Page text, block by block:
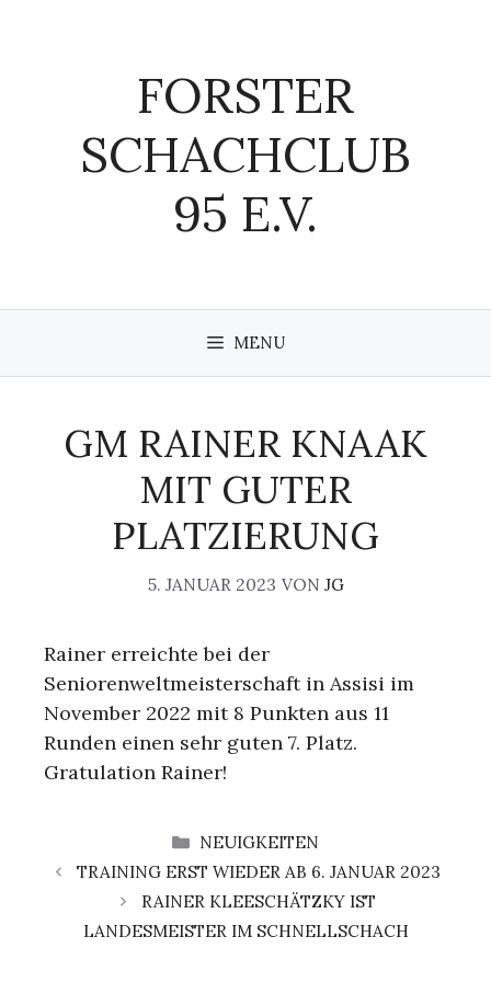
FORSTER
SCHACHCLUB
95 E.V.
MENU
GM RAINER KNAAK
MIT GUTER
PLATZIERUNG
5. JANUAR 2023 VON JG
Rainer erreichte bei der
Seniorenweltmeisterschaft in Assisi im
November 2022 mit 8 Punkten aus 11
Runden einen sehr guten 7. Platz.
Gratulation Rainer!
KATEGORIEN
NEUIGKEITEN
TRAINING ERST WIEDER AB 6. JANUAR 2023
RAINER KLEESCHÄTZKY IST
LANDESMEISTER IM SCHNELLSCHACH